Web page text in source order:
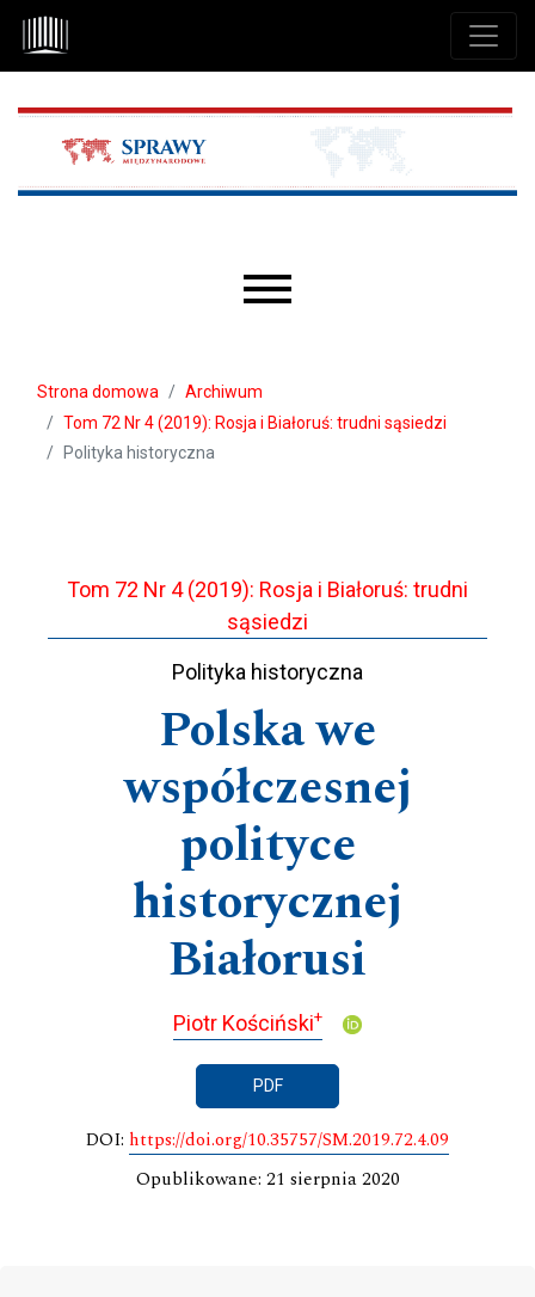
Przejdź do głównego menu
Przejdź do sekcji głównej
Przejdź do stopki
Strona domowa
Archiwum
Tom 72 Nr 4 (2019): Rosja i Białoruś: trudni sąsiedzi
Polityka historyczna
Tom 72 Nr 4 (2019): Rosja i Białoruś: trudni
sąsiedzi
Polityka historyczna
Polska we
współczesnej
polityce
historycznej
Białorusi
Piotr Kościński+
PDF
DOI: https://doi.org/10.35757/SM.2019.72.4.09
Opublikowane: 21 sierpnia 2020